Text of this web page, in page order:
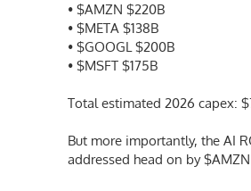
• $AMZN $220B
• $META $138B
• $GOOGL $200B
• $MSFT $175B
Total estimated 2026 capex:
But more importantly, the AI
addressed head on by